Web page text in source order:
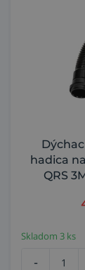
hadica
QRS
Skladom 3 ks
-